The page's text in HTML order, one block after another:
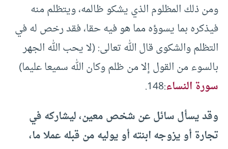
ومن ذلك المظلوم الذي يشكو ظالمه، ويتظلم منه
فيذكره بما يسوؤه مما هو فيه حقا، فقد رخص له في
التظلم والشكوى قال الله تعالى: (لا يحب الله الجهر
بالسوء من القول إلا من ظلم وكان الله سميعا عليما)
سورة النساء:148.
وقد يسأل سائل عن شخص معين، ليشاركه في
تجارة أو يزوجه ابنته أو يوليه من قبله عملا ما،